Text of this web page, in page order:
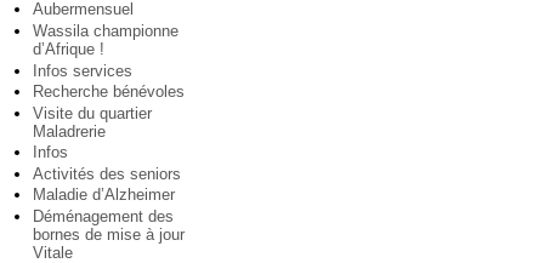
Aubermensuel
Wassila championne
d’Afrique !
Infos services
Recherche bénévoles
Visite du quartier
Maladrerie
Infos
Activités des seniors
Maladie d’Alzheimer
Déménagement des
bornes de mise à jour
Vitale